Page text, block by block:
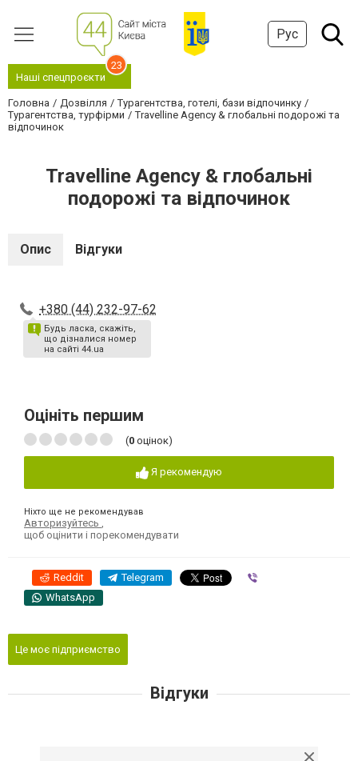
Рус
Наші спецпроєкти
23
Головна Дозвілля
Турагентства, готелі, бази відпочинку
Турагентства, турфірми
Travelline Agency & глобальні подорожі та
відпочинок
Travelline Agency & глобальні
подорожі та відпочинок
Опис Відгуки
+380 (44) 232-97-62
Будь ласка, скажіть,
що дізналися номер
на сайті 44.ua
Оцініть першим
(0 оцінок)
Я рекомендую
Ніхто ще не рекомендував
Авторизуйтесь
щоб оцінити і порекомендувати
Reddit Telegram
WhatsApp
Це моє підприємство
Відгуки